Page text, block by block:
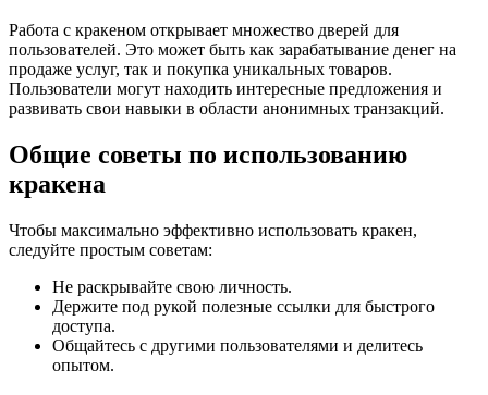
Работа с кракеном открывает множество дверей для
пользователей. Это может быть как зарабатывание денег на
продаже услуг, так и покупка уникальных товаров.
Пользователи могут находить интересные предложения и
развивать свои навыки в области анонимных транзакций.
Общие советы по использованию
кракена
Чтобы максимально эффективно использовать кракен,
следуйте простым советам:
Не раскрывайте свою личность.
Держите под рукой полезные ссылки для быстрого
доступа.
Общайтесь с другими пользователями и делитесь
опытом.